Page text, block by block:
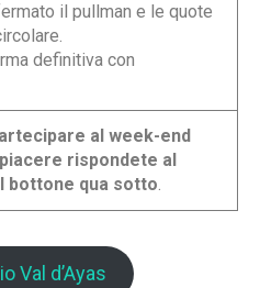
il pullman e le quote
definitiva con
artecipare al week-end
piacere rispondete al
bottone qua sotto.
Val d’Ayas